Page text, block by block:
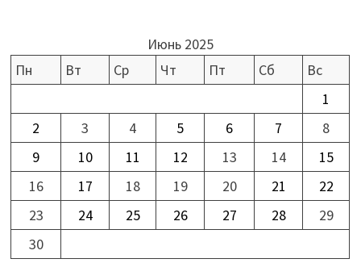
Июнь 2025
Пн
Вт Ср Чт Пт Сб
Вс
1
2
3 4 5 6 7
8
9
10 11 12 13 14
15
16
17 18 19 20 21
22
23
24 25 26 27 28
29
30